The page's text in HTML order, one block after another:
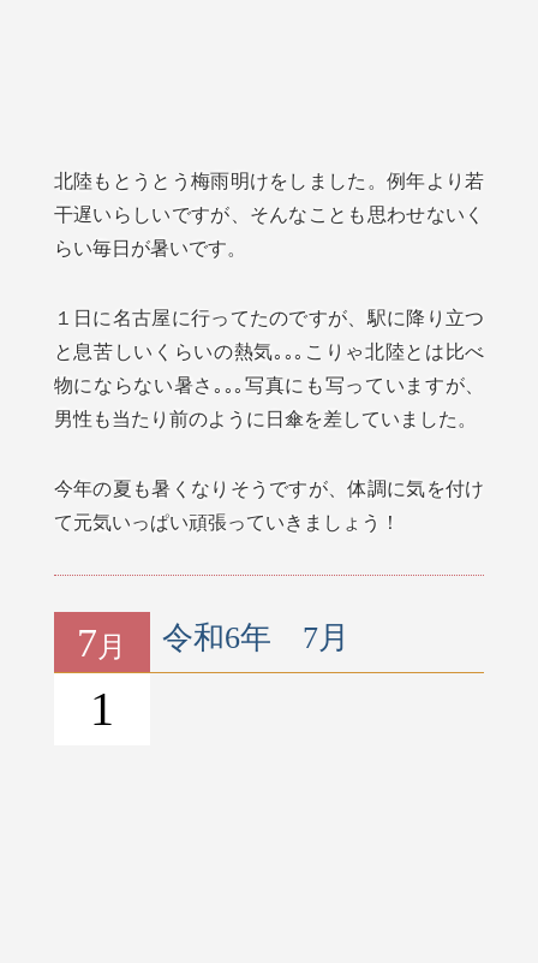
北陸もとうとう梅雨明けをしました。例年より若
干遅いらしいですが、そんなことも思わせないく
らい毎日が暑いです。
１日に名古屋に行ってたのですが、駅に降り立つ
と息苦しいくらいの熱気｡｡｡こりゃ北陸とは比べ
物にならない暑さ｡｡｡写真にも写っていますが、
男性も当たり前のように日傘を差していました。
今年の夏も暑くなりそうですが、体調に気を付け
て元気いっぱい頑張っていきましょう！
7 月
1
令和6年 7月